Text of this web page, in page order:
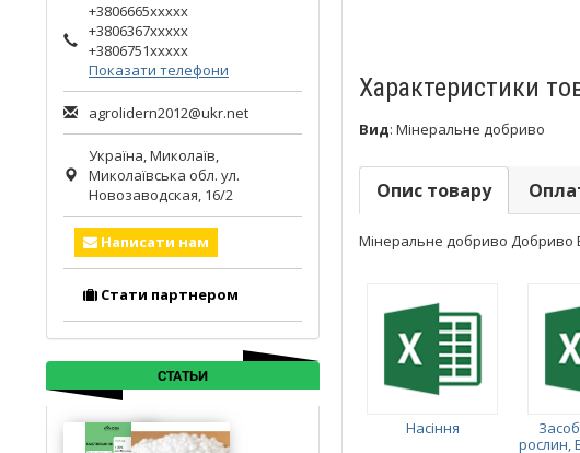
Характеристики
Вид: Мінеральне добриво
Опис товару
Мінеральне добриво Добриво
Насіння
рослин,
+3806665xxxxx
+3806367xxxxx
+3806751xxxxx
Показати телефони
agrolidern2012@ukr.net
Україна,Миколаїв,
Миколаївська обл. ул.
Новозаводская, 16/2
Написати нам
Стати партнером
СТАТЬИ